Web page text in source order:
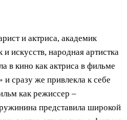
и актриса, академик
искусств, народная артистка
в кино как актриса в фильме
и сразу же привлекла к себе
как режиссер –
представила широкой